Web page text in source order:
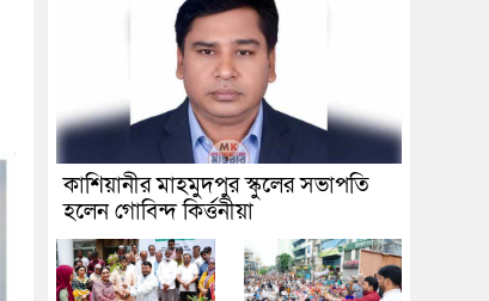
কাশিয়ানীর মাহমুদপুর স্কুলের সভাপতি
হলেন গোবিন্দ কির্ত্তনীয়া